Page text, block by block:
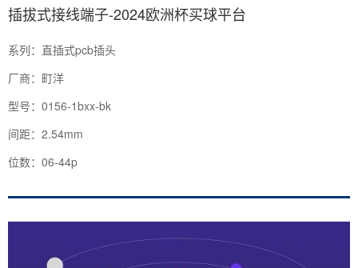
插拔式接线端子-2024欧洲杯买球平台
系列：直插式pcb插头
厂商：町洋
型号：0156-1bxx-bk
间距：2.54mm
位数：06-44p